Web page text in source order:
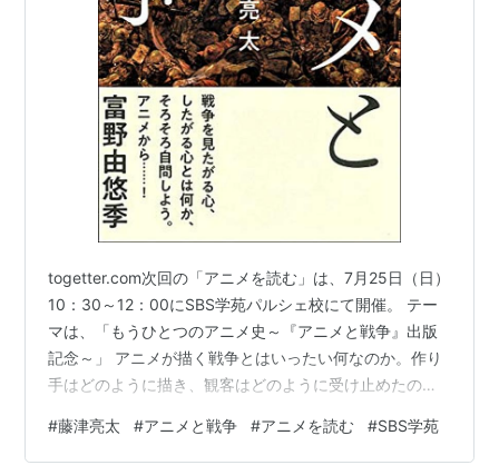
togetter.com次回の「アニメを読む」は、7月25日（日）
10：30～12：00にSBS学苑パルシェ校にて開催。 テー
マは、「もうひとつのアニメ史～『アニメと戦争』出版
記念～」 アニメが描く戦争とはいったい何なのか。作り
手はどのように描き、観客はどのように受け止めたの
てきたのか、書籍『アニメと戦争』をもとに、もうひと
つの「アニメ史」を解説します。 受講申し込みは下記リ
#藤津亮太 #アニメと戦争 #アニメを読む #SBS学苑